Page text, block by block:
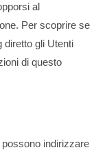
al
Per scoprire se
diretto gli Utenti
di questo
possono indirizzare